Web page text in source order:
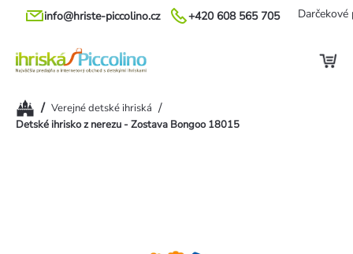
Prejsť
+420 608 565 705
info@hriste-piccolino.cz Darčekové
Domov
/ Verejné detské ihriská /
Detské ihrisko z nerezu - Zostava Bongoo 18015